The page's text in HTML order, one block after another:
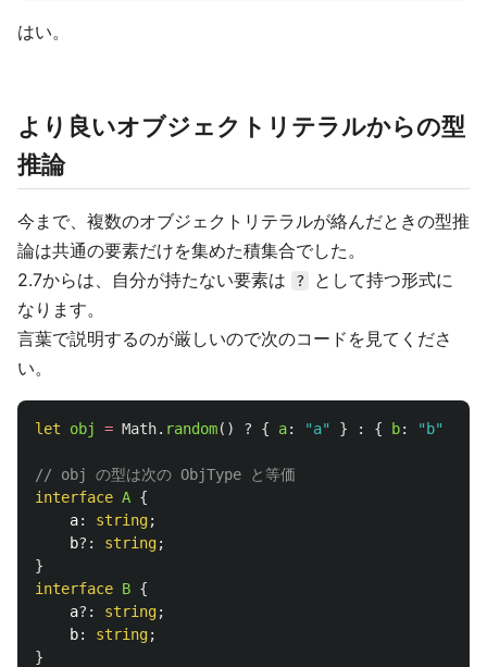
はい。
より良いオブジェクトリテラルからの型
推論
今まで、複数のオブジェクトリテラルが絡んだときの型推
論は共通の要素だけを集めた積集合でした。
2.7からは、自分が持たない要素は
?
として持つ形式に
なります。
言葉で説明するのが厳しいので次のコードを見てくださ
い。
let obj = Math. random() ? { a: "a" } : { b: " b"
// obj の型は次の ObjType と等価
interface A {
a: string;
b?: string;
}
interface B {
a?: string;
b: string;
}